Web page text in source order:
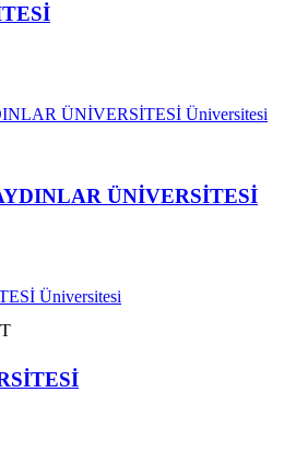
ÜNİVERSİTESİ